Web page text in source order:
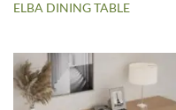
ELBA DINING TABLE